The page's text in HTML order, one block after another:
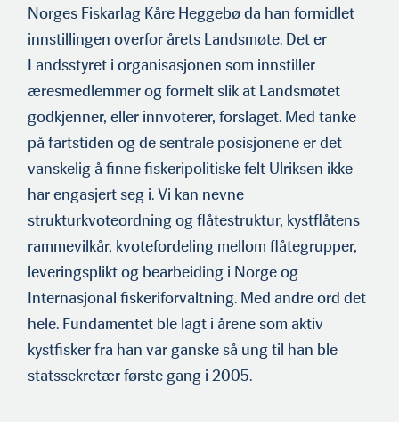
Norges Fiskarlag Kåre Heggebø da han formidlet
innstillingen overfor årets Landsmøte. Det er
Landsstyret i organisasjonen som innstiller
æresmedlemmer og formelt slik at Landsmøtet
godkjenner, eller innvoterer, forslaget. Med tanke
på fartstiden og de sentrale posisjonene er det
vanskelig å finne fiskeripolitiske felt Ulriksen ikke
har engasjert seg i. Vi kan nevne
strukturkvoteordning og flåtestruktur, kystflåtens
rammevilkår, kvotefordeling mellom flåtegrupper,
leveringsplikt og bearbeiding i Norge og
Internasjonal fiskeriforvaltning. Med andre ord det
hele. Fundamentet ble lagt i årene som aktiv
kystfisker fra han var ganske så ung til han ble
statssekretær første gang i 2005.